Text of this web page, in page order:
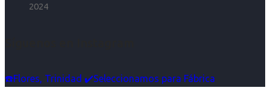
2024
☎️Flores, Trinidad ✔️Seleccionamos para Fábrica